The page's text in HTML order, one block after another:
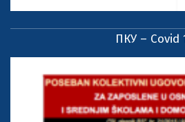
ПКУ – Covid